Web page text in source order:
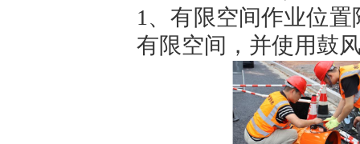
1、有限空间作业位
有限空间，并使用鼓